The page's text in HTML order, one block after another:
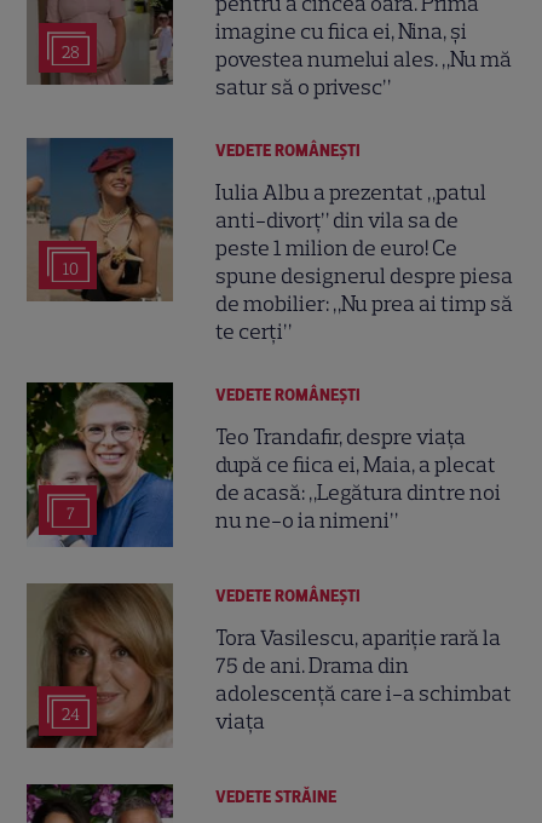
28
imagine cu fiica ei, Nina, și
povestea numelui ales. „Nu mă
satur să o privesc”
10
VEDETE ROMÂNEŞTI
Iulia Albu a prezentat „patul
anti-divorț” din vila sa de
peste 1 milion de euro! Ce
spune designerul despre piesa
de mobilier: „Nu prea ai timp să
te cerți”
7
VEDETE ROMÂNEŞTI
Teo Trandafir, despre viața
după ce fiica ei, Maia, a plecat
de acasă: „Legătura dintre noi
nu ne-o ia nimeni”
24
VEDETE ROMÂNEŞTI
Tora Vasilescu, apariție rară la
75 de ani. Drama din
adolescență care i-a schimbat
viața
VEDETE STRĂINE